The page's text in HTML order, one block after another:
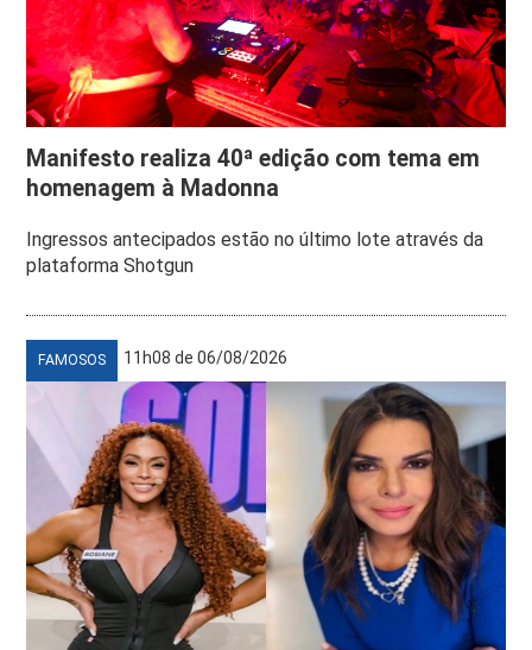
Manifesto realiza 40ª edição com tema em
homenagem à Madonna
Ingressos antecipados estão no último lote através da
plataforma Shotgun
FAMOSOS 11h08 de 06/08/2026